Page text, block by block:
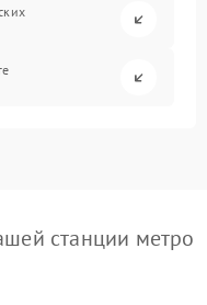
станции метро